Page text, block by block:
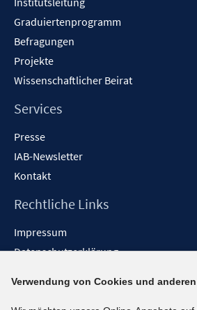
Graduiertenprogramm
Befragungen
Projekte
Wissenschaftlicher Beirat
Services
Presse
IAB-Newsletter
Kontakt
Rechtliche Links
Impressum
Datenschutzerklärung
Barrieren melden
Verwendung von Cookies und